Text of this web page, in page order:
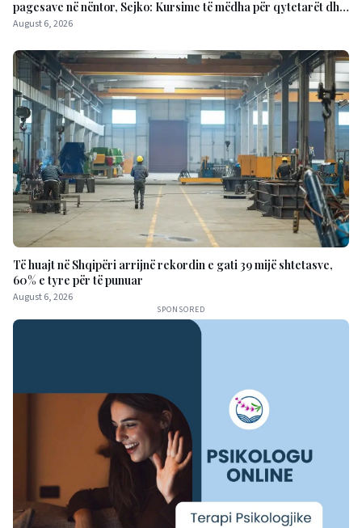
pagesave në nëntor, Sejko: Kursime të mëdha për qytetarët dhe
bizneset
August 6, 2026
Të huajt në Shqipëri arrijnë rekordin e gati 39 mijë shtetasve,
60% e tyre për të punuar
August 6, 2026
SPONSORED